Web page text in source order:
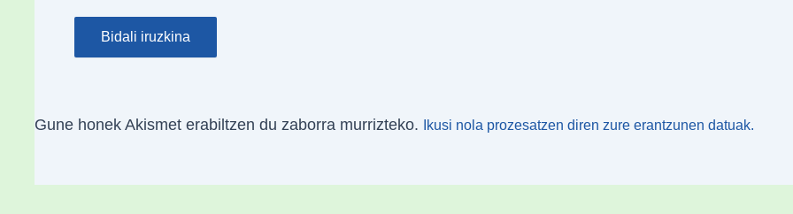
Gune honek Akismet erabiltzen du zaborra murrizteko. Ikusi nola prozesatzen diren zure erantzunen datuak.